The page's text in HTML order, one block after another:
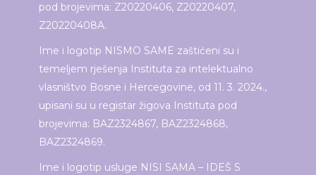
pod brojevima: Z20220406, Z20220407,
Z20220408A.
Ime i logotip NISMO SAME zaštićeni su i
temeljem rješenja Instituta za intelektualno
vlasništvo Bosne i Hercegovine, od 11. 3. 2024.,
upisani su u registar žigova Instituta pod
brojevima: BAZ2324867, BAZ2324868,
BAZ2324869.
Ime i logotip usluge NISI SAMA – IDEŠ S